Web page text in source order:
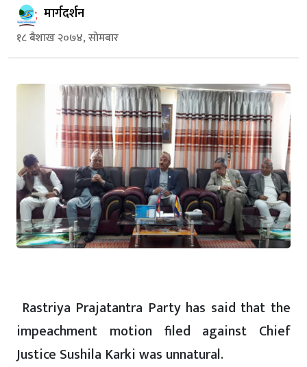
मार्गदर्शन
१८ बैशाख २०७४, सोमबार
Rastriya Prajatantra Party has said that the
impeachment motion filed against Chief
Justice Sushila Karki was unnatural.